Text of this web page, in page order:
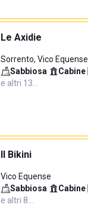
Le Axidie
Sorrento, Vico Equense
Sabbiosa· Cabine·
e altri 13…
Il Bikini
Vico Equense
Sabbiosa· Cabine·
e altri 8…